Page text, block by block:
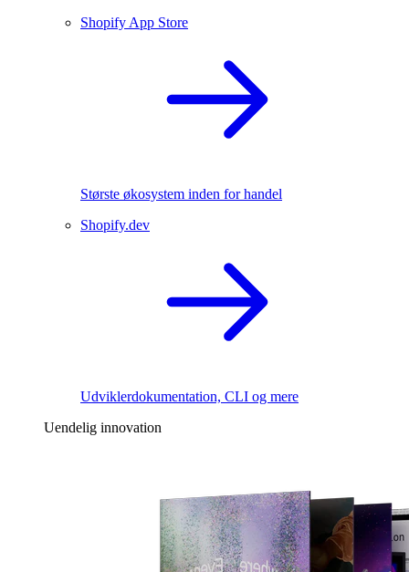
Shopify App Store
Største økosystem inden for handel
Shopify.dev
Udviklerdokumentation, CLI og mere
Uendelig innovation